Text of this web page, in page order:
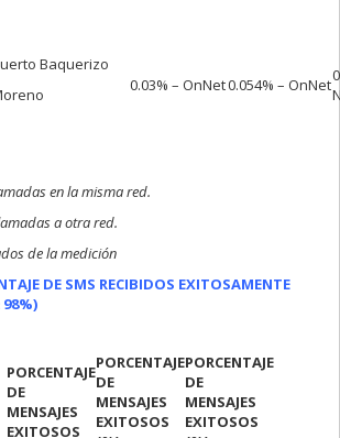
Baquerizo
0.03% – OnNet0.054% – OnNet
en la misma red.
a otra red.
de la medición
DE SMS RECIBIDOS EXITOSAMENTE
98%)
PORCENTAJE
DE
MENSAJES
EXITOSOS
PORCENTAJE
DE
MENSAJES
EXITOSOS
PORCENTAJE
DE
MENSAJES
EXITOSOS